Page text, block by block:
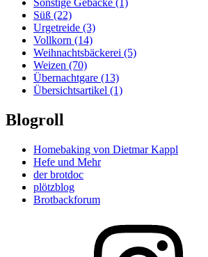
Sonstige Gebäcke (1)
Süß (22)
Urgetreide (3)
Vollkorn (14)
Weihnachtsbäckerei (5)
Weizen (70)
Übernachtgare (13)
Übersichtsartikel (1)
Blogroll
Homebaking von Dietmar Kappl
Hefe und Mehr
der brotdoc
plötzblog
Brotbackforum